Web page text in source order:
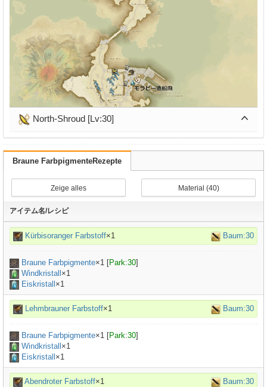
North-Shroud [Lv:30]
Braune FarbpigmenteRezepte
Zeige alles Material (40)
アイテム名/レシピ
Kürbisoranger Farbstoff×1 Baum:30
Braune Farbpigmente×1 [Park:30]
Windkristall ×1
Eiskristall ×1
Lehmbrauner Farbstoff×1 Baum:30
Braune Farbpigmente×1 [Park:30]
Windkristall ×1
Eiskristall ×1
Abendroter Farbstoff×1 Baum:30